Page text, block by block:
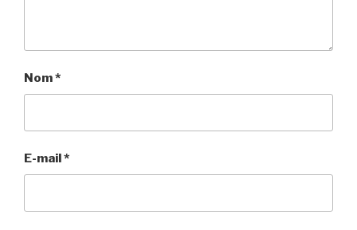
Nom*
E-mail*